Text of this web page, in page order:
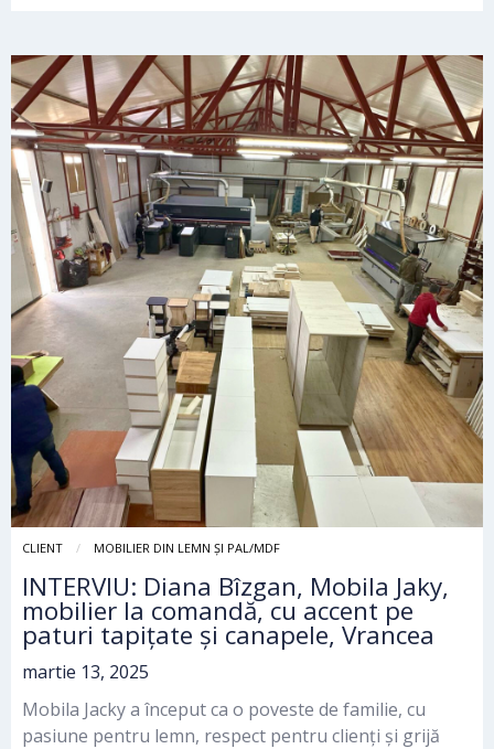
CLIENT MOBILIER DIN LEMN ȘI PAL/MDF
INTERVIU: Diana Bîzgan, Mobila Jaky,
mobilier la comandă, cu accent pe
paturi tapițate și canapele, Vrancea
martie 13, 2025
Mobila Jacky a început ca o poveste de familie, cu
pasiune pentru lemn, respect pentru clienți și grijă